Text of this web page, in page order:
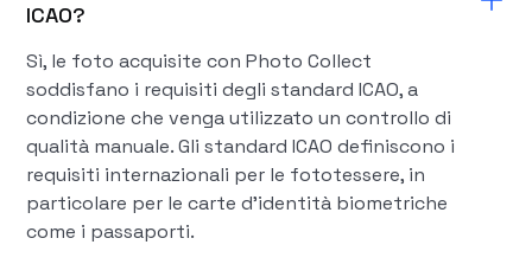
ICAO?
Sì, le foto acquisite con Photo Collect
soddisfano i requisiti degli standard ICAO, a
condizione che venga utilizzato un controllo di
qualità manuale. Gli standard ICAO definiscono i
requisiti internazionali per le fototessere, in
particolare per le carte d'identità biometriche
come i passaporti.